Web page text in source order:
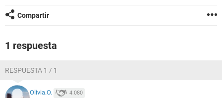
Compartir
1 respuesta
RESPUESTA 1 / 1
Olivia.O. 4.080